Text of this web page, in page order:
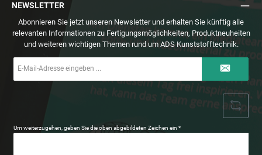
NEWSLETTER
Abonnieren Sie jetzt unseren Newsletter und erhalten Sie künftig alle
relevanten Informationen zu Fertigungsmöglichkeiten, Produktneuheiten
und weiteren wichtigen Themen rund um ADS Kunststofftechnik.
Mail-
Um weiterzugehen, geben Sie die oben abgebildeten Zeichen ein*